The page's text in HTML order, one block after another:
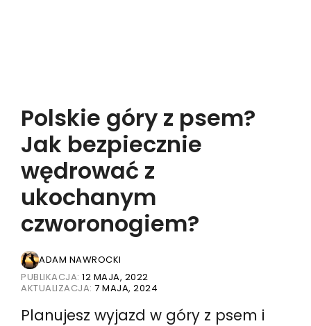
Polskie góry z psem?
Jak bezpiecznie
wędrować z
ukochanym
czworonogiem?
ADAM NAWROCKI
PUBLIKACJA: 12 MAJA, 2022
AKTUALIZACJA: 7 MAJA, 2024
Planujesz wyjazd w góry z psem i